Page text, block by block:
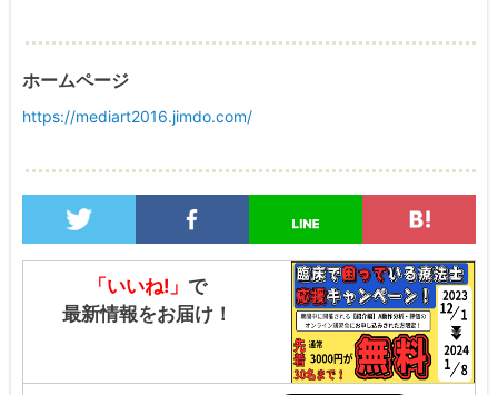
ホームページ
https://mediart2016.jimdo.com/
「いいね!」で
最新情報をお届け！